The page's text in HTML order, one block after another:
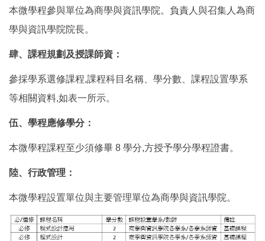
本微學程參與單位為商學與資訊學院。負責人與召集人為商
學與資訊學院院長。
肆、課程規劃及授課師資：
參採學系選修課程,課程科目名稱、學分數、課程設置學系
等相關資料,如表一所示。
伍、學程應修學分：
本微學程課程至少須修畢 8 學分,方授予學分學程證書。
陸、行政管理：
本微學程設置單位與主要管理單位為商學與資訊學院。